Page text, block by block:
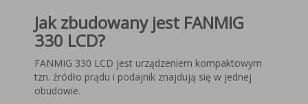
Jak zbudowany jest FANMIG
330 LCD?
FANMIG 330 LCD jest urządzeniem kompaktowym
tzn. źródło prądu i podajnik znajdują się w jednej
obudowie.